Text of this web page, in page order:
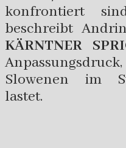
konfrontiert
beschreibt
KÄRNTNER
Slowenen im
lastet.